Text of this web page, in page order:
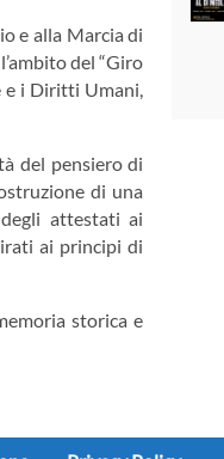
e alla Marcia di
del “Giro
e i Diritti Umani,
del pensiero di
di una
attestati ai
ai principi di
storica e